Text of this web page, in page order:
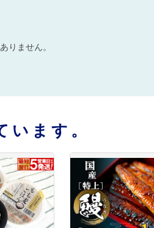
りません。
ます。